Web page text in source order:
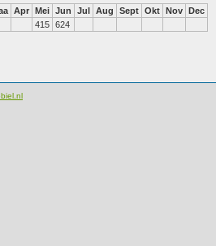
Apr Mei Jun Jul Aug Sept Okt Nov Dec
415 624